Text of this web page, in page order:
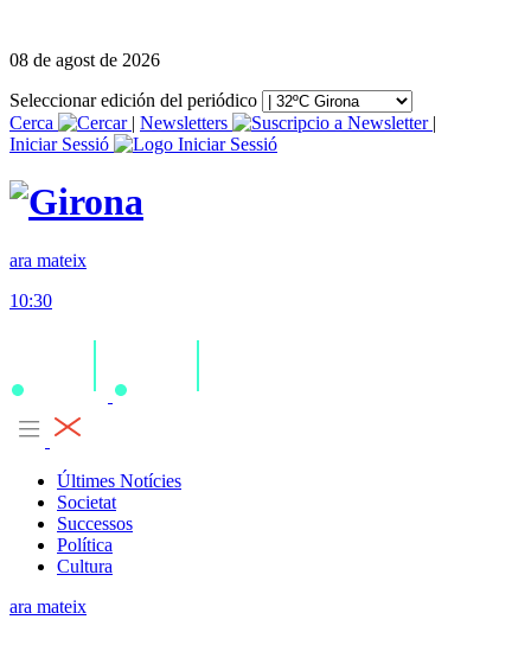
08 de agost de 2026
Seleccionar edición del periódico
Cerca
| Newsletters
|
Iniciar Sessió
ara mateix
10:30
Últimes Notícies
Societat
Successos
Política
Cultura
ara mateix